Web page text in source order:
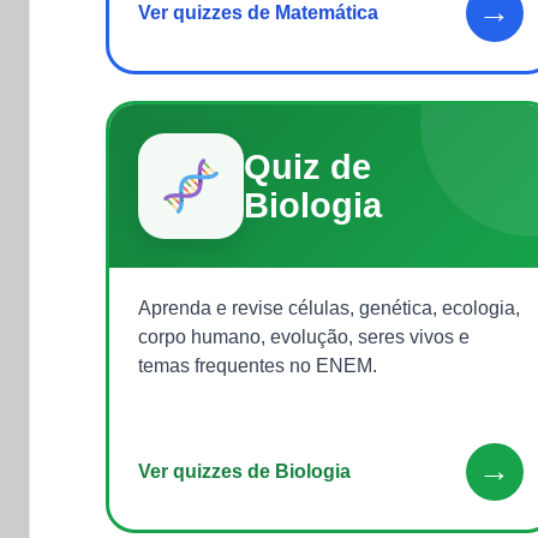
Ver quizzes de Matemática →
Quiz de
Biologia
Aprenda e revise células, genética, ecologia,
corpo humano, evolução, seres vivos e
temas frequentes no ENEM.
Ver quizzes de Biologia →